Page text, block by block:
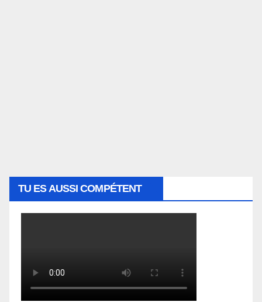
TU ES AUSSI COMPÉTENT